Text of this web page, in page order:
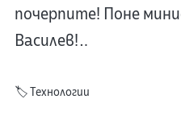
почерпите! Поне
Василев!…
🏷️Технологии